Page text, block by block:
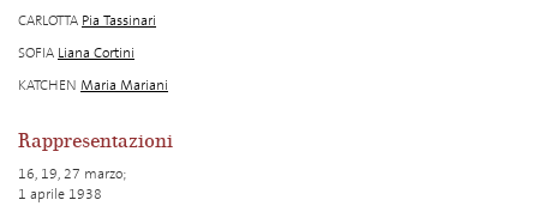
CARLOTTA Pia Tassinari
SOFIA Liana Cortini
KATCHEN Maria Mariani
Rappresentazioni
16, 19, 27 marzo;
1 aprile 1938